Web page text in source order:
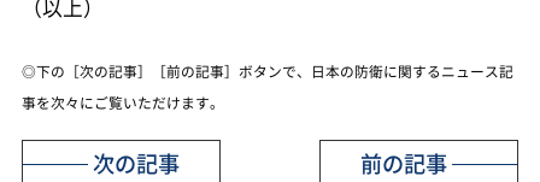
（以上）
◎下の［次の記事］［前の記事］ボタンで、日本の防衛に関するニュース記
事を次々にご覧いただけます。
前の記事
次の記事